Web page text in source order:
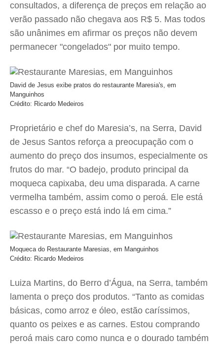
consultados, a diferença de preços em relação ao
verão passado não chegava aos R$ 5. Mas todos
são unânimes em afirmar os preços não devem
permanecer "congelados" por muito tempo.
David de Jesus exibe pratos do restaurante Maresia's, em
Manguinhos
Crédito: Ricardo Medeiros
Proprietário e chef do Maresia’s, na Serra, David
de Jesus Santos reforça a preocupação com o
aumento do preço dos insumos, especialmente os
frutos do mar. “O badejo, produto principal da
moqueca capixaba, deu uma disparada. A carne
vermelha também, assim como o peroá. Ele está
escasso e o preço está indo lá em cima.”
Moqueca do Restaurante Maresias, em Manguinhos
Crédito: Ricardo Medeiros
Luiza Martins, do Berro d’Água, na Serra, também
lamenta o preço dos produtos. “Tanto as comidas
básicas, como arroz e óleo, estão caríssimos,
quanto os peixes e as carnes. Estou comprando
peroá mais caro como nunca e o dourado também